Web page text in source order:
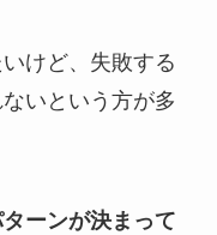
けど、失敗する
いという方が多
ーンが決まって